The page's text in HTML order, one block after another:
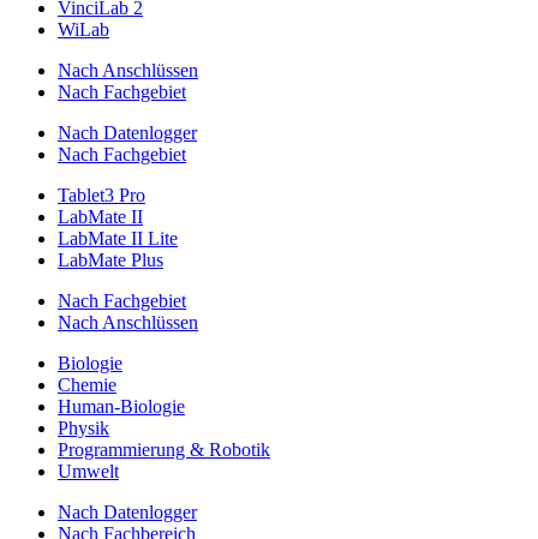
VinciLab 2
WiLab
Nach Anschlüssen
Nach Fachgebiet
Nach Datenlogger
Nach Fachgebiet
Tablet3 Pro
LabMate II
LabMate II Lite
LabMate Plus
Nach Fachgebiet
Nach Anschlüssen
Biologie
Chemie
Human-Biologie
Physik
Programmierung & Robotik
Umwelt
Nach Datenlogger
Nach Fachbereich